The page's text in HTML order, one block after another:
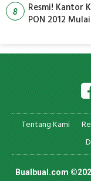
8
Resmi! Kantor
PON 2012
Tentang Kami
Bualbual.com